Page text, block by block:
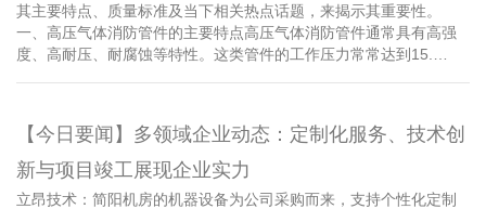
其主要特点、质量标准及当下相关热点话题，来揭示其重要性。
一、高压气体消防管件的主要特点高压气体消防管件通常具有高强
度、高耐压、耐腐蚀等特性。这类管件的工作压力常常达到15.…
【今日要闻】多领域企业动态：定制化服务、技术创
新与项目竣工展现企业实力
立昂技术：简阳机房的机器设备为公司采购而来，支持个性化定制